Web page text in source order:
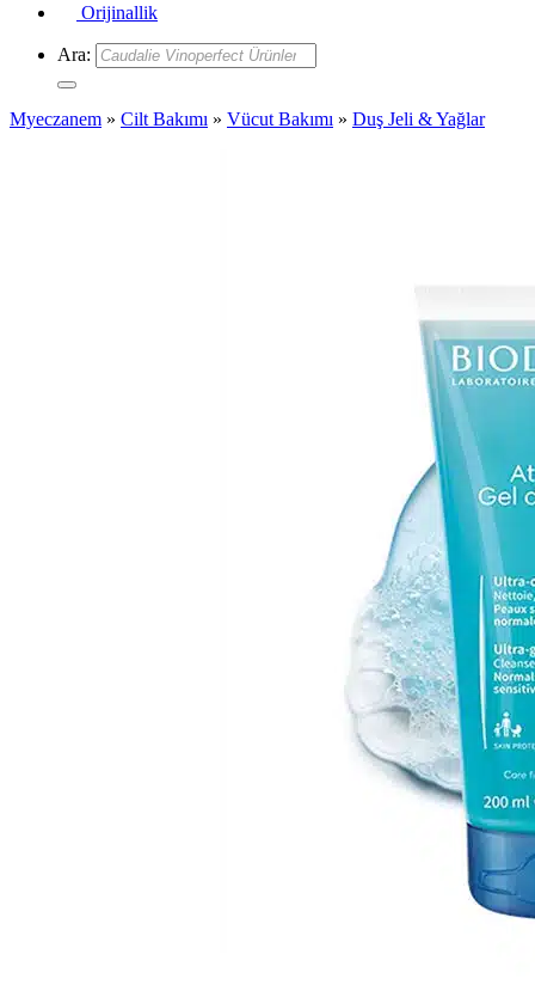
Orijinallik
Ara:
Myeczanem » Cilt Bakımı » Vücut Bakımı » Duş Jeli & Yağlar